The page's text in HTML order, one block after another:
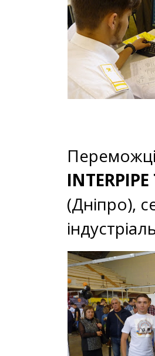
INTERPIPE
(Дніпро),